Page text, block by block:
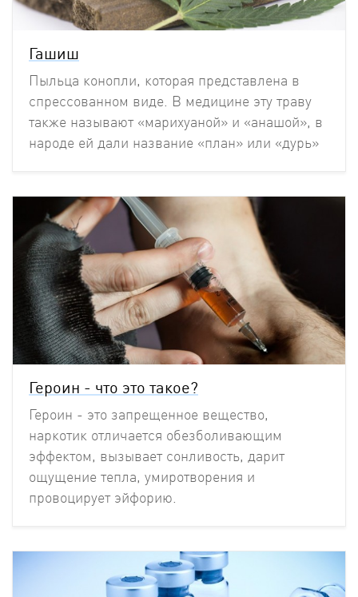
Гашиш
Пыльца конопли, которая представлена в
спрессованном виде. В медицине эту траву
также называют «марихуаной» и «анашой», в
народе ей дали название «план» или «дурь»
Героин - что это такое?
Героин - это запрещенное вещество,
наркотик отличается обезболивающим
эффектом, вызывает сонливость, дарит
ощущение тепла, умиротворения и
провоцирует эйфорию.